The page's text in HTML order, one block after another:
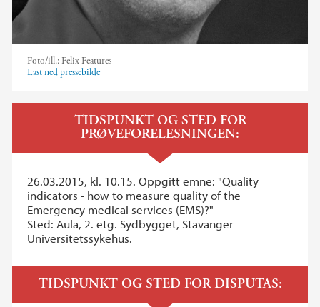
Foto/ill.: Felix Features
Last ned pressebilde
TIDSPUNKT OG STED FOR
PRØVEFORELESNINGEN:
26.03.2015, kl. 10.15. Oppgitt emne: "Quality
indicators - how to measure quality of the
Emergency medical services (EMS)?"
Sted: Aula, 2. etg. Sydbygget, Stavanger
Universitetssykehus.
TIDSPUNKT OG STED FOR DISPUTAS: